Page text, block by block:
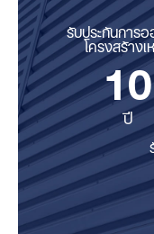
รับประกันการ
โครงสร้าง
10
ปี